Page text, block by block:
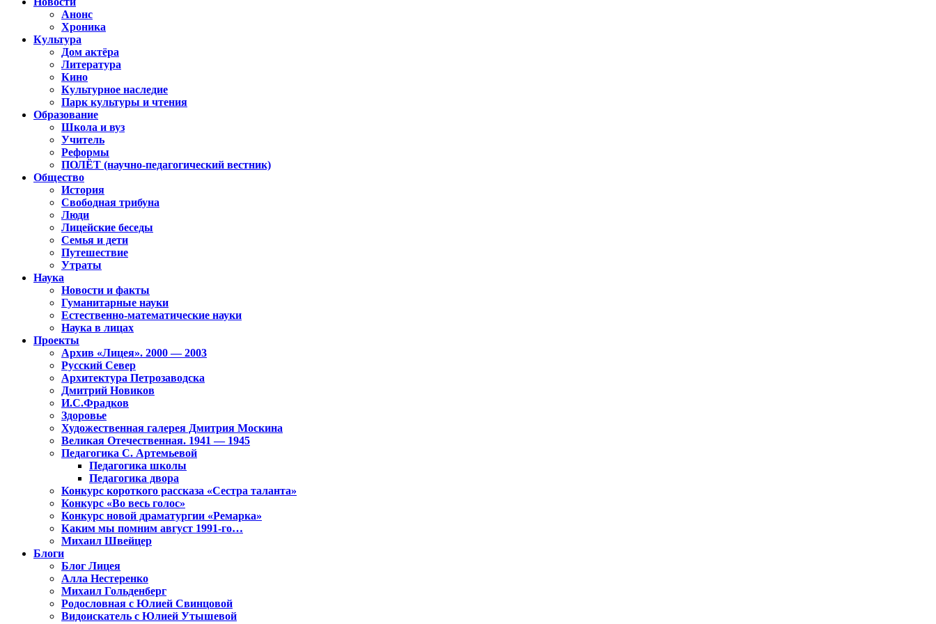
Анонс
Хроника
Культура
Дом актёра
Литература
Кино
Культурное наследие
Парк культуры и чтения
Образование
Школа и вуз
Учитель
Реформы
ПОЛЁТ (научно-педагогический вестник)
Общество
История
Свободная трибуна
Люди
Лицейские беседы
Семья и дети
Путешествие
Утраты
Наука
Новости и факты
Гуманитарные науки
Естественно-математические науки
Наука в лицах
Проекты
Архив «Лицея». 2000 — 2003
Русский Север
Архитектура Петрозаводска
Дмитрий Новиков
И.С.Фрадков
Здоровье
Художественная галерея Дмитрия Москина
Великая Отечественная. 1941 — 1945
Педагогика С. Артемьевой
Педагогика школы
Педагогика двора
Конкурс короткого рассказа «Сестра таланта»
Конкурс «Во весь голос»
Конкурс новой драматургии «Ремарка»
Каким мы помним август 1991-го…
Михаил Швейцер
Блоги
Блог Лицея
Алла Нестеренко
Михаил Гольденберг
Родословная с Юлией Свинцовой
Видоискатель с Юлией Утышевой